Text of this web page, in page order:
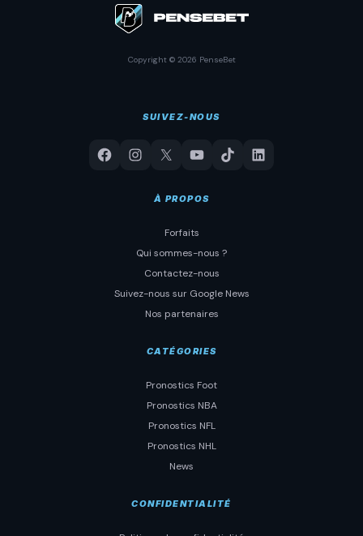
Copyright © 2026 PenseBet
SUIVEZ-NOUS
À PROPOS
Forfaits
Qui sommes-nous ?
Contactez-nous
Suivez-nous sur Google News
Nos partenaires
CATÉGORIES
Pronostics Foot
Pronostics NBA
Pronostics NFL
Pronostics NHL
News
CONFIDENTIALITÉ